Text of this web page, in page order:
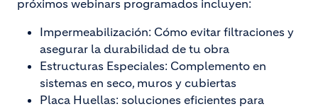
próximos webinars programados incluyen:
Impermeabilización: Cómo evitar filtraciones y
asegurar la durabilidad de tu obra
Estructuras Especiales: Complemento en
sistemas en seco, muros y cubiertas
Placa Huellas: soluciones eficientes para